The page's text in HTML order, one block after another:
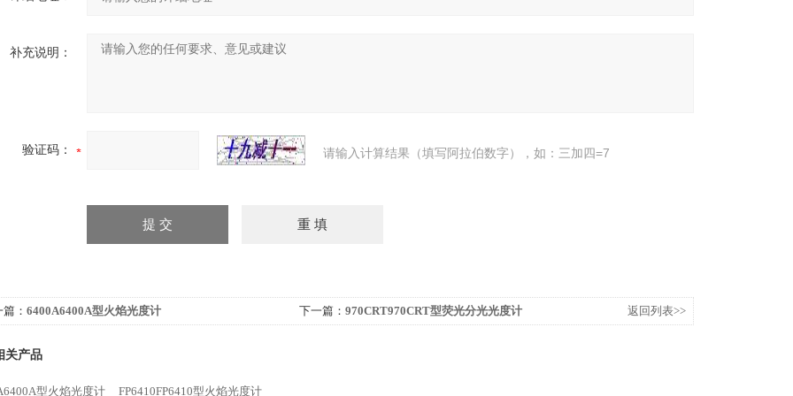
补充说明：
验证码： 请输入计算结果（填写阿拉伯数字），如：三加四=7
篇： 6400A6400A型火焰光度计 下一篇： 970CRT970CRT型荧光分光光度计 返回列表>>
关产品
型火焰光度计 FP6410FP6410型火焰光度计